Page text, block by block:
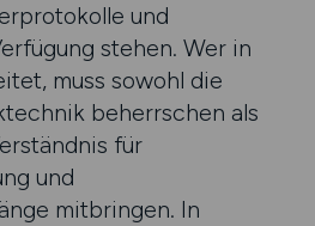
und
stehen. Wer in
muss sowohl die
beherrschen als
für
und
mitbringen. In